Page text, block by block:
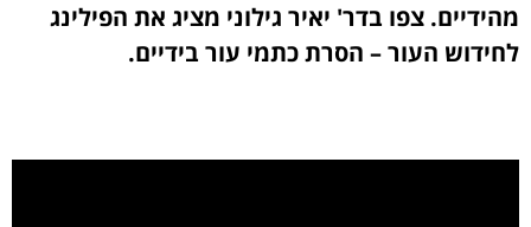
מהידיים. צפו בדר' יאיר גילוני מציג את הפילינג
לחידוש העור – הסרת כתמי עור בידיים.